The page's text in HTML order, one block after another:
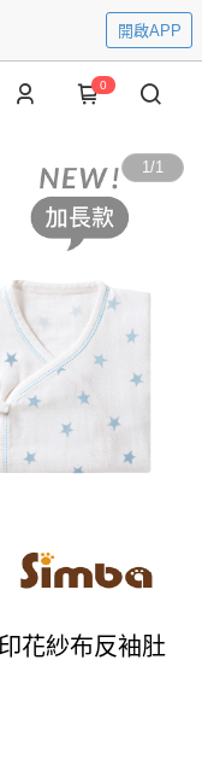
開啟APP
0
1/1
花紗布反袖肚